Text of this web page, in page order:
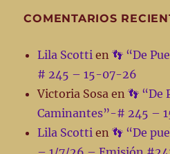
COMENTARIOS
Lila Scotti en👣 “De
# 245 – 15-07-26
Victoria Sosa en👣 “De
Caminantes”-# 245 –
Lila Scotti en👣 “De